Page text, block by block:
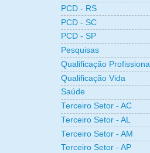
PCD - RS
PCD - SC
PCD - SP
Pesquisas
Qualificação Profissional
Qualificação Vida
Saúde
Terceiro Setor - AC
Terceiro Setor - AL
Terceiro Setor - AM
Terceiro Setor - AP